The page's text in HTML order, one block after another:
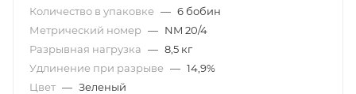
Количество в упаковке — 6 бобин
Метрический номер — NM 20/4
Разрывная нагрузка — 8,5 кг
Удлинение при разрыве — 14,9%
Цвет — Зеленый